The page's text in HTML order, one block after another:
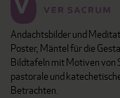
Andachtsbilder und
Poster, Mäntel für die
Bildtafeln mit Motiven von
pastorale und
Betrachten.